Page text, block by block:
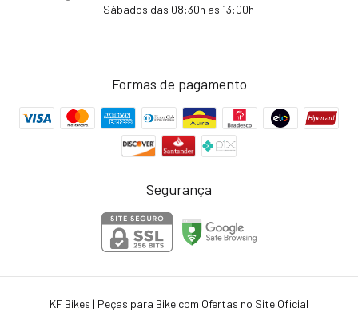
Sábados das 08:30h as 13:00h
Formas de pagamento
Segurança
KF Bikes | Peças para Bike com Ofertas no Site Oficial